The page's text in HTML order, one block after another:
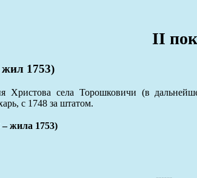
II
1753)
села Торошковичи (в
с 1748 за штатом.
жила 1753)